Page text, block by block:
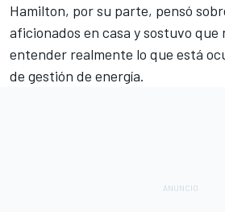
Hamilton, por su parte, pensó
aficionados en casa y sostuvo que
entender realmente lo que está
de gestión de energía.